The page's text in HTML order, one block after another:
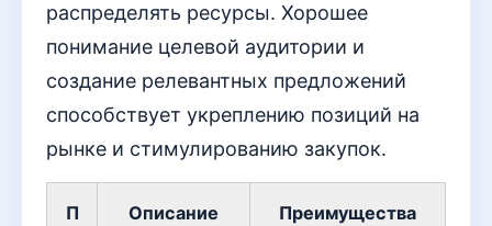
распределять ресурсы. Хорошее
понимание целевой аудитории и
создание релевантных предложений
способствует укреплению позиций на
рынке и стимулированию закупок.
П
Описание Преимущества